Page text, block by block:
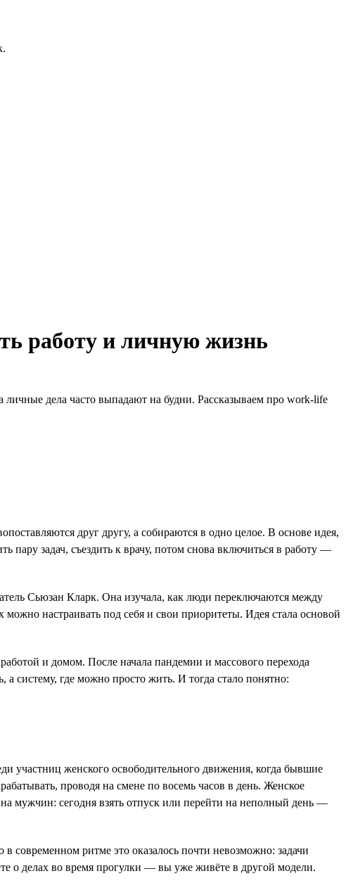
работу и личную жизнь
дела часто выпадают на будни. Рассказываем про work-life
друг другу, а собираются в одно целое. В основе идея,
задач, съездить к врачу, потом снова включиться в работу —
Сьюзан Кларк. Она изучала, как люди переключаются между
настраивать под себя и свои приоритеты. Идея стала основой
и домом. После начала пандемии и массового перехода
систему, где можно просто жить. И тогда стало понятно:
участниц женского освободительного движения, когда бывшие
проводя на смене по восемь часов в день. Женское
мужчин: сегодня взять отпуск или перейти на неполный день —
современном ритме это оказалось почти невозможно: задачи
о делах во время прогулки — вы уже живёте в другой модели.